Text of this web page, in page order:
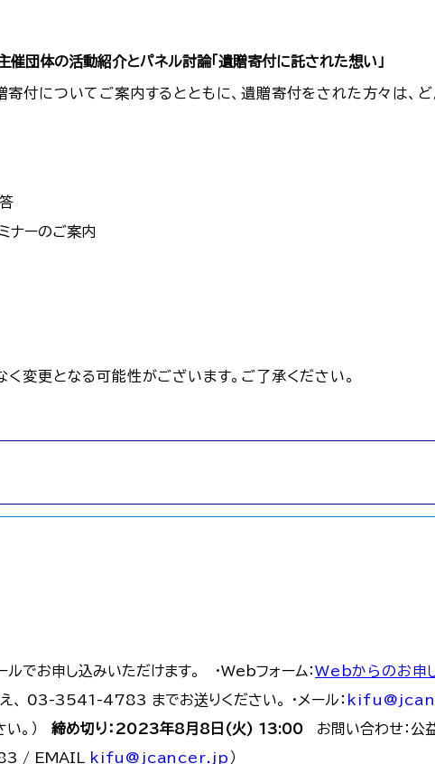
催団体の活動紹介とパネル討論「遺贈寄付に託された想い」
寄付についてご案内するとともに、遺贈寄付をされた方々は、
ナーのご案内
変更となる可能性がございます。ご了承ください。
でお申し込みいただけます。 ・Webフォーム：Webからのお申
、 03-3541-4783 までお送りください。 ・メール：
い。） 締め切り：2023年8月8日(火) 13:00 お問い合わせ：
/ EMAIL
kifu@jcancer.jp ）